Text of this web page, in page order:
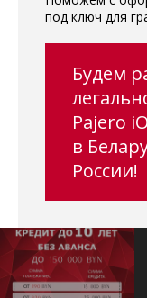
под ключ для
Будем
Pajero
в
России!